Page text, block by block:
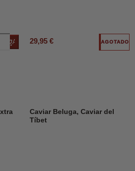
Añadir al carrito
29,95 € AGOTADO
Caviar Beluga, Caviar del
Tíbet